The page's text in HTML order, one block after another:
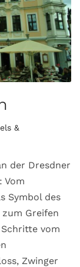
&
der Dresdner
Vom
Symbol des
Greifen
vom
Zwinger